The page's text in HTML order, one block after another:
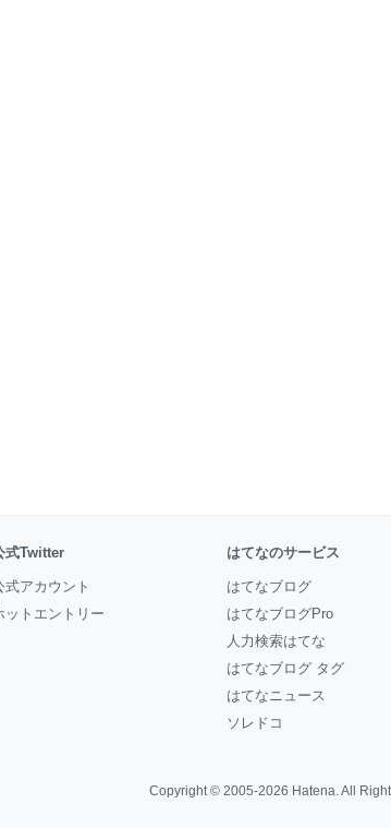
式Twitter
式アカウント
ットエントリー
はてなのサービス
はてなブログ
はてなブログPro
人力検索はてな
はてなブログ タグ
はてなニュース
ソレドコ
Copyright © 2005-2026 Hatena. All